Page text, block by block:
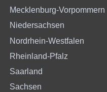
Mecklenburg-Vorpommern
Niedersachsen
Nordrhein-Westfalen
Rheinland-Pfalz
Saarland
Sachsen